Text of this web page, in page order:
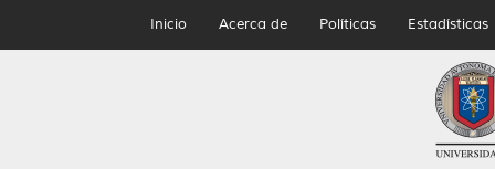
Inicio Acerca de Políticas Estadísticas